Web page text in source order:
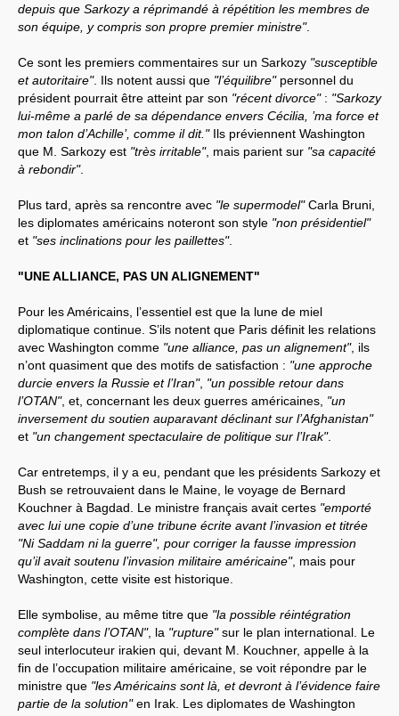
depuis que Sarkozy a réprimandé à répétition les membres de
son équipe, y compris son propre premier ministre".
Ce sont les premiers commentaires sur un Sarkozy "susceptible
et autoritaire". Ils notent aussi que "l’équilibre"personnel du
président pourrait être atteint par son "récent divorce": "Sarkozy
lui-même a parlé de sa dépendance envers Cécilia, ’ma force et
mon talon d’Achille’, comme il dit."Ils préviennent Washington
que M. Sarkozy est "très irritable", mais parient sur "sa capacité
à rebondir".
Plus tard, après sa rencontre avec "le supermodel"Carla Bruni,
les diplomates américains noteront son style "non présidentiel"
et "ses inclinations pour les paillettes".
"UNE ALLIANCE, PAS UN ALIGNEMENT"
Pour les Américains, l’essentiel est que la lune de miel
diplomatique continue. S’ils notent que Paris définit les relations
avec Washington comme "une alliance, pas un alignement", ils
n’ont quasiment que des motifs de satisfaction : "une approche
durcie envers la Russie et l’Iran", "un possible retour dans
l’OTAN", et, concernant les deux guerres américaines, "un
inversement du soutien auparavant déclinant sur l’Afghanistan"
et "un changement spectaculaire de politique sur l’Irak".
Car entretemps, il y a eu, pendant que les présidents Sarkozy et
Bush se retrouvaient dans le Maine, le voyage de Bernard
Kouchner à Bagdad. Le ministre français avait certes "emporté
avec lui une copie d’une tribune écrite avant l’invasion et titrée
"Ni Saddam ni la guerre", pour corriger la fausse impression
qu’il avait soutenu l’invasion militaire américaine", mais pour
Washington, cette visite est historique.
Elle symbolise, au même titre que "la possible réintégration
complète dans l’OTAN", la "rupture"sur le plan international. Le
seul interlocuteur irakien qui, devant M. Kouchner, appelle à la
fin de l’occupation militaire américaine, se voit répondre par le
ministre que "les Américains sont là, et devront à l’évidence faire
partie de la solution"en Irak. Les diplomates de Washington